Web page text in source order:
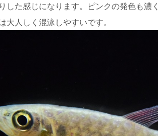
した感じになります。ピンクの発色も濃
大人しく混泳しやすいです。